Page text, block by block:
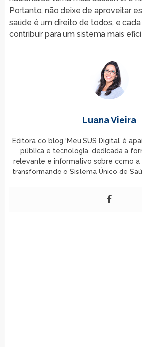
Portanto, não deixe de aproveitar
saúde é um direito de todos, e
contribuir para um sistema mais
Luana Vieira
Editora do blog ‘Meu SUS Digital’ é
pública e tecnologia, dedicada a
relevante e informativo sobre como a
transformando o Sistema Único de